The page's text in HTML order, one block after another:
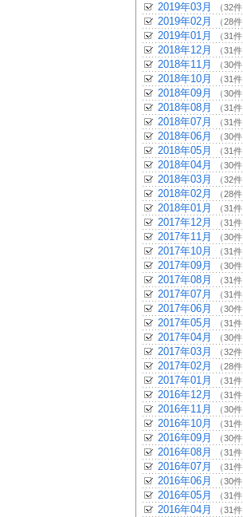
2019年03月 （32件
2019年02月 （28件
2019年01月 （31件
2018年12月 （31件
2018年11月 （30件
2018年10月 （31件
2018年09月 （30件
2018年08月 （31件
2018年07月 （31件
2018年06月 （30件
2018年05月 （31件
2018年04月 （30件
2018年03月 （32件
2018年02月 （28件
2018年01月 （31件
2017年12月 （31件
2017年11月 （30件
2017年10月 （31件
2017年09月 （30件
2017年08月 （31件
2017年07月 （31件
2017年06月 （30件
2017年05月 （31件
2017年04月 （30件
2017年03月 （32件
2017年02月 （28件
2017年01月 （31件
2016年12月 （31件
2016年11月 （30件
2016年10月 （31件
2016年09月 （30件
2016年08月 （31件
2016年07月 （31件
2016年06月 （30件
2016年05月 （31件
2016年04月 （31件